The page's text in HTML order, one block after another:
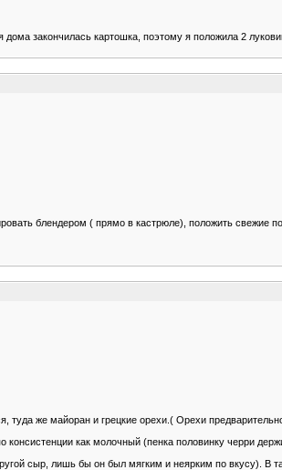
закончилась картошка, поэтому я положила 2
блендером ( прямо в кастрюле), положить свежие
же майоран и грецкие орехи.( Орехи
консистенции как молочный (пенка половинку черри
сыр, лишь бы он был мягким и неярким по вкусу). В